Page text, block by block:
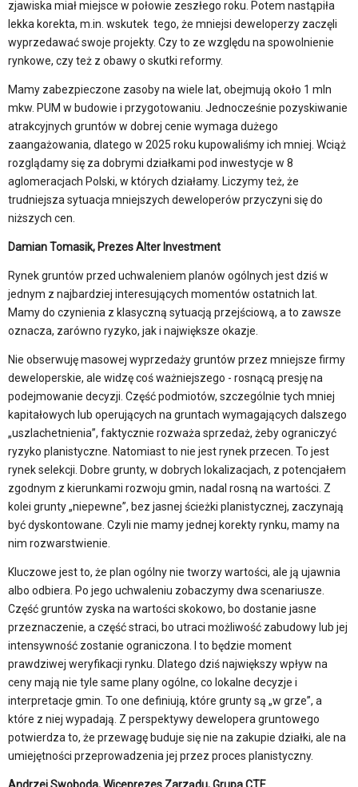
zjawiska miał miejsce w połowie zeszłego roku. Potem nastąpiła
lekka korekta, m.in. wskutek tego, że mniejsi deweloperzy zaczęli
wyprzedawać swoje projekty. Czy to ze względu na spowolnienie
rynkowe, czy też z obawy o skutki reformy.
Mamy zabezpieczone zasoby na wiele lat, obejmują około 1 mln
mkw. PUM w budowie i przygotowaniu. Jednocześnie pozyskiwanie
atrakcyjnych gruntów w dobrej cenie wymaga dużego
zaangażowania, dlatego w 2025 roku kupowaliśmy ich mniej. Wciąż
rozglądamy się za dobrymi działkami pod inwestycje w 8
aglomeracjach Polski, w których działamy. Liczymy też, że
trudniejsza sytuacja mniejszych deweloperów przyczyni się do
niższych cen.
Damian Tomasik, Prezes Alter Investment
Rynek gruntów przed uchwaleniem planów ogólnych jest dziś w
jednym z najbardziej interesujących momentów ostatnich lat.
Mamy do czynienia z klasyczną sytuacją przejściową, a to zawsze
oznacza, zarówno ryzyko, jak i największe okazje.
Nie obserwuję masowej wyprzedaży gruntów przez mniejsze firmy
deweloperskie, ale widzę coś ważniejszego - rosnącą presję na
podejmowanie decyzji. Część podmiotów, szczególnie tych mniej
kapitałowych lub operujących na gruntach wymagających dalszego
„uszlachetnienia”, faktycznie rozważa sprzedaż, żeby ograniczyć
ryzyko planistyczne. Natomiast to nie jest rynek przecen. To jest
rynek selekcji. Dobre grunty, w dobrych lokalizacjach, z potencjałem
zgodnym z kierunkami rozwoju gmin, nadal rosną na wartości. Z
kolei grunty „niepewne”, bez jasnej ścieżki planistycznej, zaczynają
być dyskontowane. Czyli nie mamy jednej korekty rynku, mamy na
nim rozwarstwienie.
Kluczowe jest to, że plan ogólny nie tworzy wartości, ale ją ujawnia
albo odbiera. Po jego uchwaleniu zobaczymy dwa scenariusze.
Część gruntów zyska na wartości skokowo, bo dostanie jasne
przeznaczenie, a część straci, bo utraci możliwość zabudowy lub jej
intensywność zostanie ograniczona. I to będzie moment
prawdziwej weryfikacji rynku. Dlatego dziś największy wpływ na
ceny mają nie tyle same plany ogólne, co lokalne decyzje i
interpretacje gmin. To one definiują, które grunty są „w grze”, a
które z niej wypadają. Z perspektywy dewelopera gruntowego
potwierdza to, że przewagę buduje się nie na zakupie działki, ale na
umiejętności przeprowadzenia jej przez proces planistyczny.